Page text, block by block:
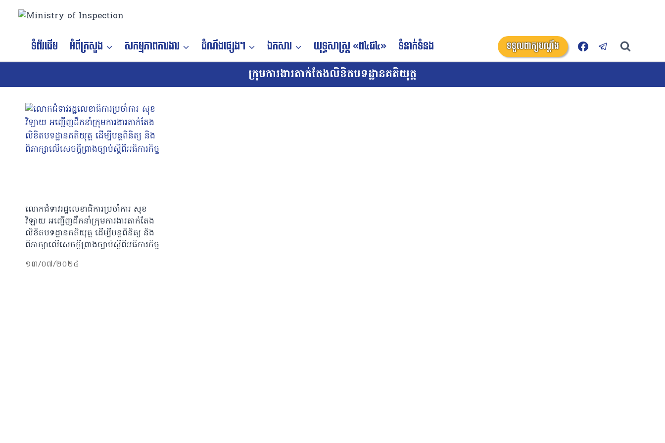
Skip
ទំព័រដើម អំពីក្រសួង សកម្មភាពការងារ ដំណឹងផ្សេងៗ ឯកសារ យុទ្ធសាស្ត្រ «ព៤ជ៤» ទំនាក់ទំនង ទទួលពាក្យបណ្តឹង
ក្រុមការងារតាក់តែងលិខិតបទដ្ឋានគតិយុត្ត
លោកជំទាវរដ្ឋលេខាធិការប្រចាំការ សុខ
វិឡាយ អញ្ជើញដឹកនាំក្រុមការងារតាក់តែង
លិខិតបទដ្ឋានគតិយុត្ត ដើម្បីបន្តពិនិត្យ​ និង
ពិភាក្សាលេីសេចក្តីព្រាងច្បាប់ស្តីពីអធិការកិច្ច
១៣/០៧/២០២៤